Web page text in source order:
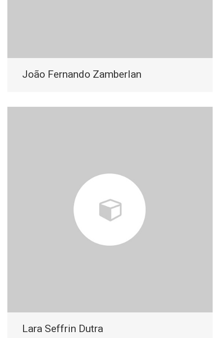
João Fernando Zamberlan
Lara Seffrin Dutra